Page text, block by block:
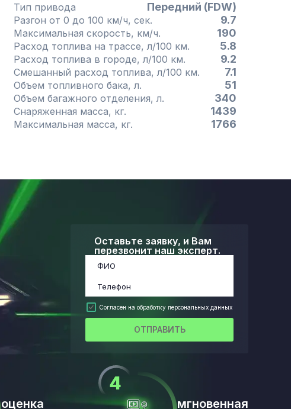
Тип привода Передний (FDW)
Разгон от 0 до 100 км/ч, сек. 9.7
Максимальная скорость, км/ч. 190
Расход топлива на трассе, л/100 км. 5.8
Расход топлива в городе, л/100 км. 9.2
Смешанный расход топлива, л/100 км. 7.1
Объем топливного бака, л. 51
Объем багажного отделения, л. 340
Снаряженная масса, кг. 1439
Максимальная масса, кг. 1766
Оставьте заявку, и Вам
перезвонит наш эксперт.
Согласен на обработку персональных данных
ОТПРАВИТЬ
оценка
мгновенная